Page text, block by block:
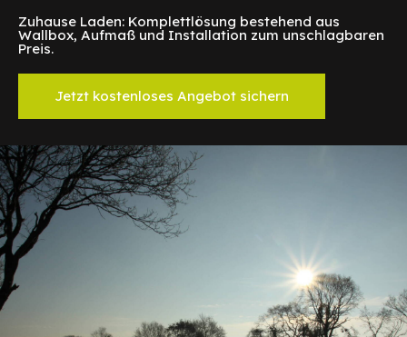
Zuhause Laden: Komplettlösung bestehend aus
Wallbox, Aufmaß und Installation zum unschlagbaren
Preis.
Jetzt kostenloses Angebot sichern